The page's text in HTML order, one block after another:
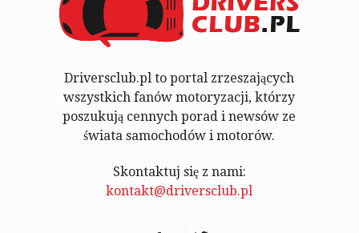
Driversclub.pl to portal zrzeszających
wszystkich fanów motoryzacji, którzy
poszukują cennych porad i newsów ze
świata samochodów i motorów.
Skontaktuj się z nami:
kontakt@driversclub.pl